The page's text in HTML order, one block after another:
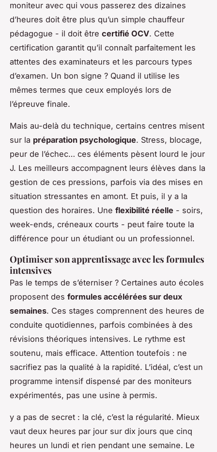
moniteur avec qui vous passerez des dizaines
d’heures doit être plus qu’un simple chauffeur
pédagogue - il doit être certifié OCV. Cette
certification garantit qu’il connaît parfaitement les
attentes des examinateurs et les parcours types
d’examen. Un bon signe ? Quand il utilise les
mêmes termes que ceux employés lors de
l’épreuve finale.
Mais au-delà du technique, certains centres misent
sur la préparation psychologique. Stress, blocage,
peur de l’échec… ces éléments pèsent lourd le jour
J. Les meilleurs accompagnent leurs élèves dans la
gestion de ces pressions, parfois via des mises en
situation stressantes en amont. Et puis, il y a la
question des horaires. Une flexibilité réelle - soirs,
week-ends, créneaux courts - peut faire toute la
différence pour un étudiant ou un professionnel.
Optimiser son apprentissage avec les formules
intensives
Pas le temps de s’éterniser ? Certaines auto écoles
proposent des formules accélérées sur deux
semaines. Ces stages comprennent des heures de
conduite quotidiennes, parfois combinées à des
révisions théoriques intensives. Le rythme est
soutenu, mais efficace. Attention toutefois : ne
sacrifiez pas la qualité à la rapidité. L’idéal, c’est un
programme intensif dispensé par des moniteurs
expérimentés, pas une usine à permis.
y a pas de secret : la clé, c’est la régularité. Mieux
vaut deux heures par jour sur dix jours que cinq
heures un lundi et rien pendant une semaine. Le